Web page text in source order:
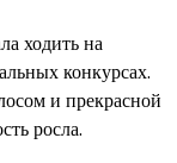
ходить на
конкурсах.
и прекрасной
росла.